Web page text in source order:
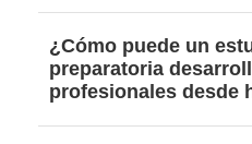
comunicación efectiva,
en equipo, liderazgo
alfabetización digital.
permiten a los jóvenes
innovar y adaptarse a
constantemente. Hoy,
personas capaces de
continua, adaptarse a
¿Cómo puede un
preparatoria
profesionales desde